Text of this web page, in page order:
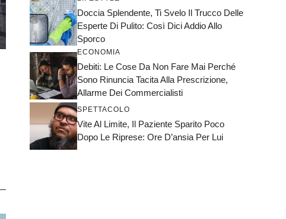
Doccia Splendente, Ti Svelo Il Trucco Delle
Esperte Di Pulito: Così Dici Addio Allo
Sporco
ECONOMIA
Debiti: Le Cose Da Non Fare Mai Perché
Sono Rinuncia Tacita Alla Prescrizione,
Allarme Dei Commercialisti
SPETTACOLO
Vite Al Limite, Il Paziente Sparito Poco
Dopo Le Riprese: Ore D’ansia Per Lui